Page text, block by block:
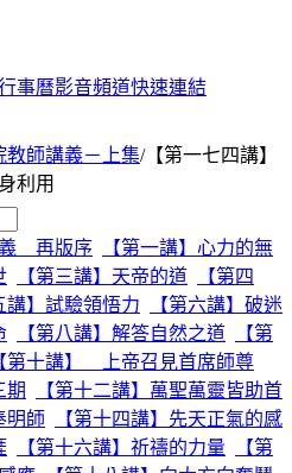
事曆影音頻道快速連結
教師講義－上集/【第一七四講】
利用
義 再版序
【第一講】心力的無
【第三講】天帝的道
【第四
講】試驗領悟力
【第六講】破迷
【第八講】解答自然之道
【第
第十講】 上帝召見首席師尊
期
【第十二講】萬聖萬靈皆助首
明師
【第十四講】先天正氣的感
【第十六講】祈禱的力量
【第